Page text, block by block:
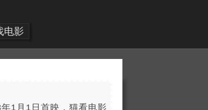
电影
1月1日首映，猫看电影